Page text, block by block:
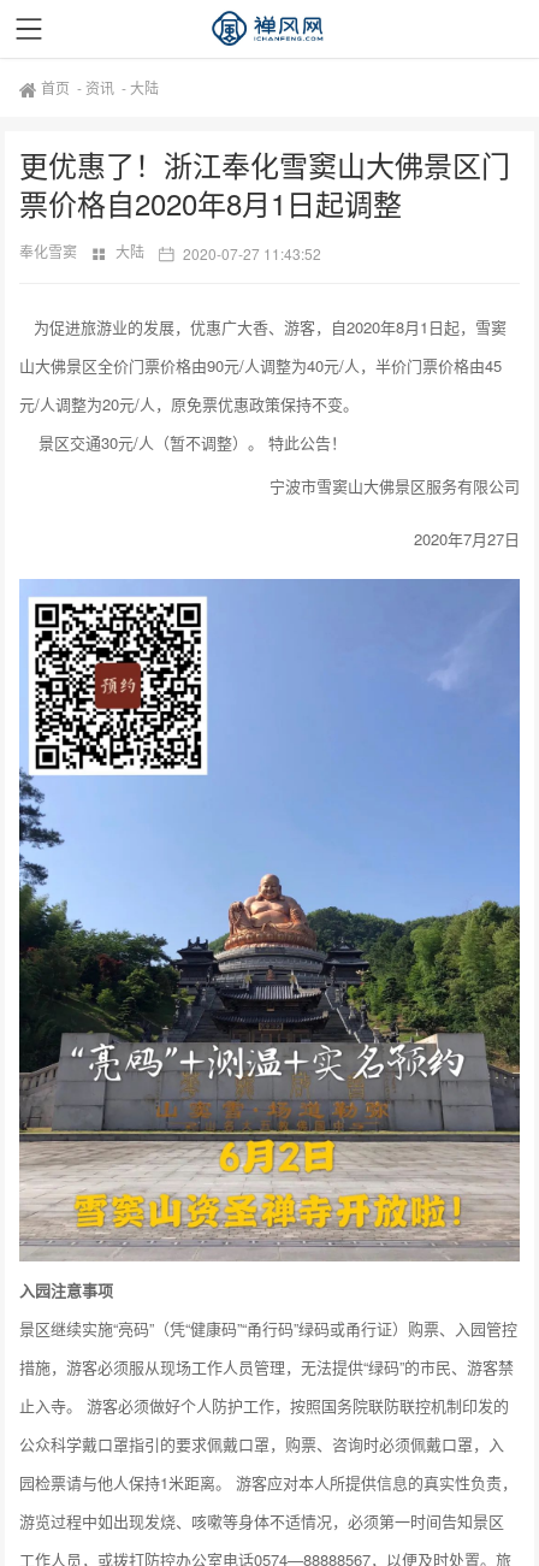
首页 - 资讯 -大陆
更优惠了！浙江奉化雪窦山大佛景区门
票价格自2020年8月1日起调整
奉化雪窦 大陆 2020-07-27 11:43:52
为促进旅游业的发展，优惠广大香、游客，自2020年8月1日起，雪窦
山大佛景区全价门票价格由90元/人调整为40元/人，半价门票价格由45
元/人调整为20元/人，原免票优惠政策保持不变。
景区交通30元/人（暂不调整）。 特此公告！
宁波市雪窦山大佛景区服务有限公司
2020年7月27日
入园注意事项
景区继续实施“亮码”（凭“健康码”“甬行码”绿码或甬行证）购票、入园管控
措施，游客必须服从现场工作人员管理，无法提供“绿码”的市民、游客禁
止入寺。 游客必须做好个人防护工作，按照国务院联防联控机制印发的
公众科学戴口罩指引的要求佩戴口罩，购票、咨询时必须佩戴口罩，入
园检票请与他人保持1米距离。 游客应对本人所提供信息的真实性负责，
游览过程中如出现发烧、咳嗽等身体不适情况，必须第一时间告知景区
工作人员，或拨打防控办公室电话0574—88888567，以便及时处置。旅